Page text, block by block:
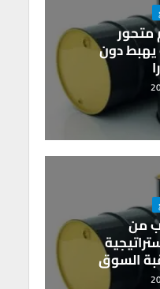
يهبط دون
من
السوق